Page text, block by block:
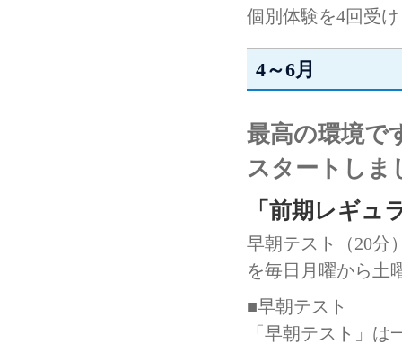
個別体験を4回受
4～6月
最高の環境で
スタートしま
「前期レギュ
早朝テスト（20分
を毎日月曜から土
■早朝テスト
「早朝テスト」